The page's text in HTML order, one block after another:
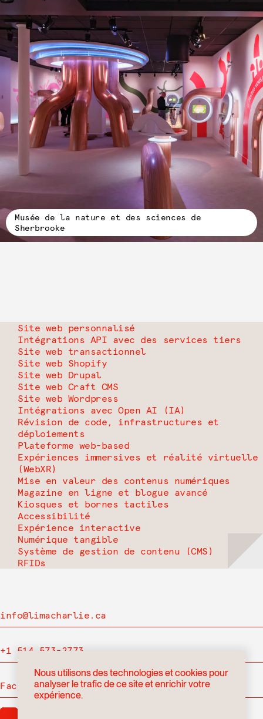
Musée de la nature et des sciences de
Sherbrooke
Site web personnalisé
Intégrations API avec des services tiers
Site web transactionnel
Site web Shopify
Site web Drupal
Site web Craft CMS
Site web Wordpress
Intégrations avec Open AI (IA)
Révision de code, infrastructures et
déploiements
Plateforme web-based
Expériences immersives et réalité virtuelle
(WebXR)
Mise en valeur des contenus numériques
Magazine en ligne et blogue avancé
Kiosques et bornes tactiles
Accessibilité
Expérience interactive
Numérique tangible
Système de gestion de contenu (CMS)
RFIDs
info@limacharlie.ca
+1 514 573-2773
Facebook
Nous utilisons des technologies et cookies pour
analyser le trafic de ce site et enrichir votre
expérience.